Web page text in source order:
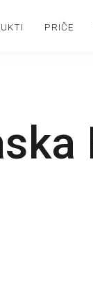
PRIČE